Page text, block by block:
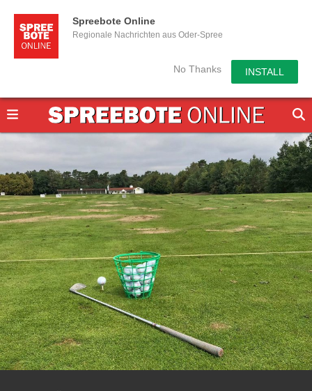
Spreebote Online
Regionale Nachrichten aus Oder-Spree
No Thanks INSTALL